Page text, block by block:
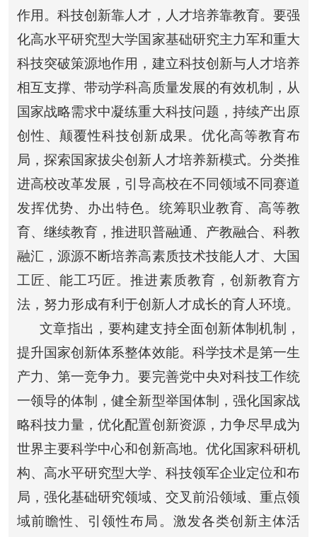
作用。科技创新靠人才，人才培养靠教育。要强
化高水平研究型大学国家基础研究主力军和重大
科技突破策源地作用，建立科技创新与人才培养
相互支撑、带动学科高质量发展的有效机制，从
国家战略需求中凝练重大科技问题，持续产出原
创性、颠覆性科技创新成果。优化高等教育布
局，探索国家拔尖创新人才培养新模式。分类推
进高校改革发展，引导高校在不同领域不同赛道
发挥优势、办出特色。统筹职业教育、高等教
育、继续教育，推进职普融通、产教融合、科教
融汇，源源不断培养高素质技术技能人才、大国
工匠、能工巧匠。推进素质教育，创新教育方
法，努力形成有利于创新人才成长的育人环境。
文章指出，要构建支持全面创新体制机制，
提升国家创新体系整体效能。科学技术是第一生
产力、第一竞争力。要完善党中央对科技工作统
一领导的体制，健全新型举国体制，强化国家战
略科技力量，优化配置创新资源，力争尽早成为
世界主要科学中心和创新高地。优化国家科研机
构、高水平研究型大学、科技领军企业定位和布
局，强化基础研究领域、交叉前沿领域、重点领
域前瞻性、引领性布局。激发各类创新主体活